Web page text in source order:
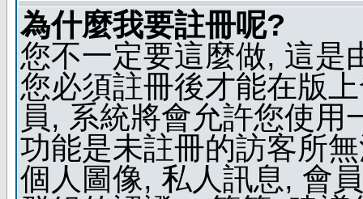
為什麼我要註冊呢?
您不一定要這麼做, 這是
您必須註冊後才能在版
員, 系統將會允許您使
功能是未註冊的訪客所
個人圖像, 私人訊息, 會